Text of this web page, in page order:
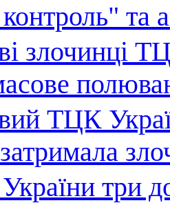
та
злочинці
ТЦК
три